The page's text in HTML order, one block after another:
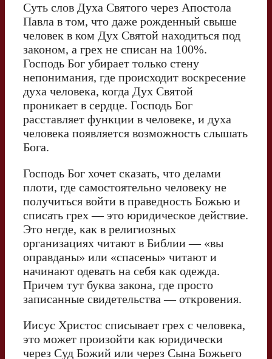
Суть слов Духа Святого через Апостола
Павла в том, что даже рожденный свыше
человек в ком Дух Святой находиться под
законом, а грех не списан на 100%.
Господь Бог убирает только стену
непонимания, где происходит воскресение
духа человека, когда Дух Святой
проникает в сердце. Господь Бог
расставляет функции в человеке, и духа
человека появляется возможность слышать
Бога.
Господь Бог хочет сказать, что делами
плоти, где самостоятельно человеку не
получиться войти в праведность Божью и
списать грех — это юридическое действие.
Это негде, как в религиозных
организациях читают в Библии — «вы
оправданы» или «спасены» читают и
начинают одевать на себя как одежда.
Причем тут буква закона, где просто
записанные свидетельства — откровения.
Иисус Христос списывает грех с человека,
это может произойти как юридически
через Суд Божий или через Сына Божьего